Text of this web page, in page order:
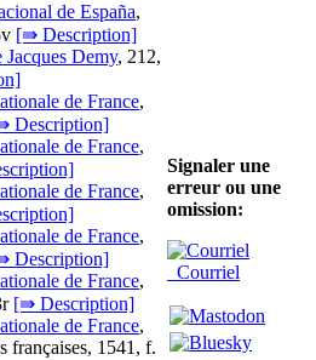
de España,
[⇛ Description]
Demy, 212,
de France,
Description]
de France,
de France,
de France,
Description]
de France,
[⇛ Description]
de France,
françaises, 1541, f.
Signaler une
erreur ou une
omission:
Courriel